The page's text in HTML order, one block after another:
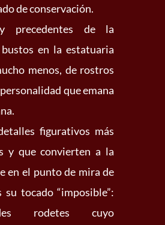
de conservación.
precedentes de la
en la estatuaria
menos, de rostros
que emana
figurativos más
y que convierten a la
en el punto de mira de
tocado “imposible”:
rodetes cuyo